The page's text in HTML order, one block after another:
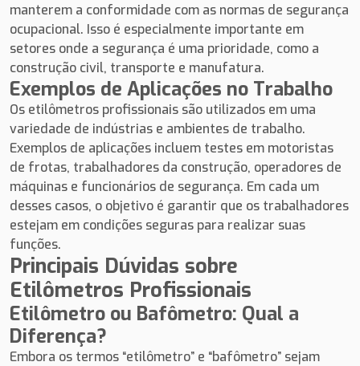
manterem a conformidade com as normas de segurança
ocupacional. Isso é especialmente importante em
setores onde a segurança é uma prioridade, como a
construção civil, transporte e manufatura.
Exemplos de Aplicações no Trabalho
Os etilômetros profissionais são utilizados em uma
variedade de indústrias e ambientes de trabalho.
Exemplos de aplicações incluem testes em motoristas
de frotas, trabalhadores da construção, operadores de
máquinas e funcionários de segurança. Em cada um
desses casos, o objetivo é garantir que os trabalhadores
estejam em condições seguras para realizar suas
funções.
Principais Dúvidas sobre
Etilômetros Profissionais
Etilômetro ou Bafômetro: Qual a
Diferença?
Embora os termos “etilômetro” e “bafômetro” sejam